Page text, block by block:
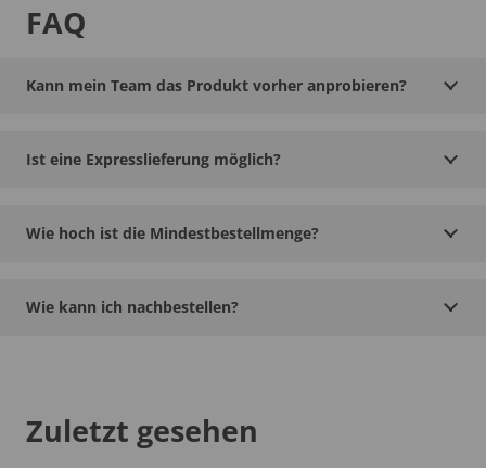
FAQ
Kann mein Team das Produkt vorher anprobieren?
Ist eine Expresslieferung möglich?
Wie hoch ist die Mindestbestellmenge?
Wie kann ich nachbestellen?
Zuletzt gesehen